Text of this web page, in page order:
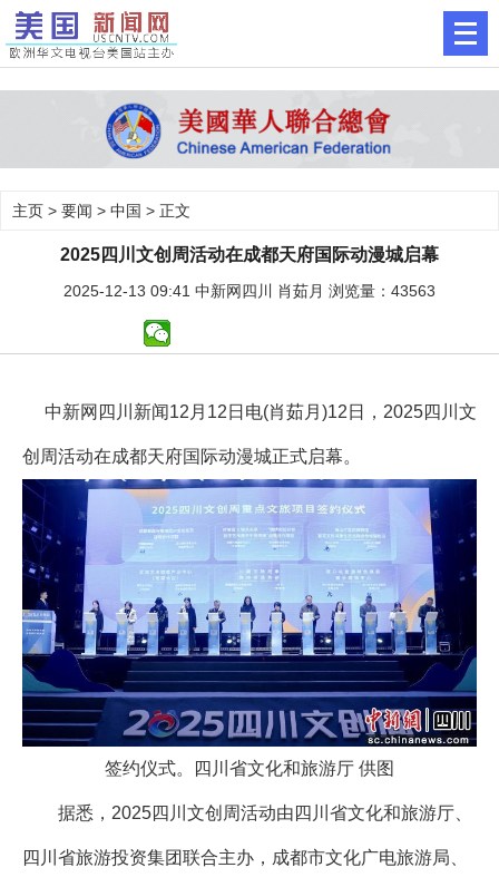
主页 > 要闻 > 中国 > 正文
2025四川文创周活动在成都天府国际动漫城启幕
2025-12-13 09:41 中新网四川 肖茹月 浏览量：43563
中新网四川新闻12月12日电(肖茹月)12日，2025四川文
创周活动在成都天府国际动漫城正式启幕。
签约仪式。四川省文化和旅游厅 供图
据悉，2025四川文创周活动由四川省文化和旅游厅、
四川省旅游投资集团联合主办，成都市文化广电旅游局、